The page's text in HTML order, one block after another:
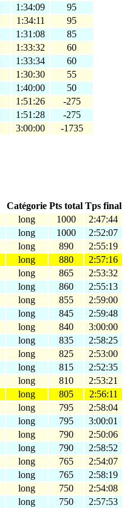
1:34:09
95
1:34:11
95
1:31:08
85
1:33:32
60
1:33:34
60
1:30:30
55
1:40:00
50
1:51:26
-275
1:51:28
-275
3:00:00 -1735
Catégorie Pts total Tps final
long 1000
2:47:44
long 1000
2:52:07
long 890
2:55:19
long 880
2:57:16
long 865
2:53:32
long 860
2:55:13
long 855
2:59:00
long 845
2:59:48
long 840
3:00:00
long 835
2:58:25
long 825
2:53:00
long 815
2:52:35
long 810
2:53:21
long 805
2:56:11
long 795
2:58:04
long 795
3:00:01
long 790
2:50:06
long 790
2:58:52
long 765
2:54:07
long 765
2:58:19
long 750
2:54:08
long 750
2:57:53